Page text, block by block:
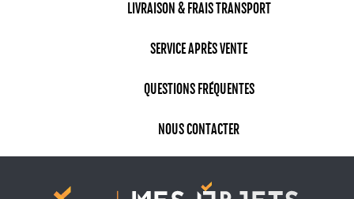
LIVRAISON & FRAIS TRANSPORT
SERVICE APRÈS VENTE
QUESTIONS FRÉQUENTES
NOUS CONTACTER